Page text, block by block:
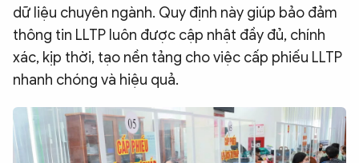
dữ liệu chuyên ngành. Quy định này giúp bảo đảm
thông tin LLTP luôn được cập nhật đầy đủ, chính
xác, kịp thời, tạo nền tảng cho việc cấp phiếu LLTP
nhanh chóng và hiệu quả.